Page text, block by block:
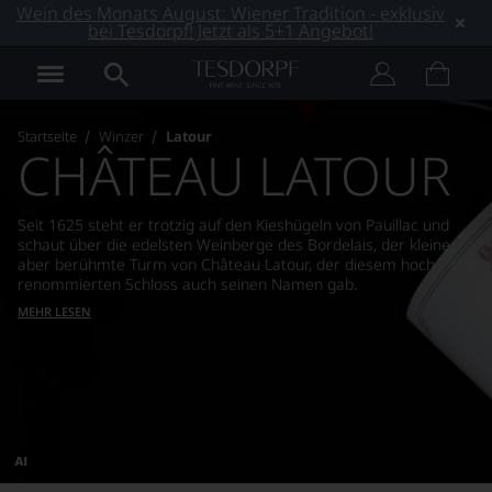
Wein des Monats August: Wiener Tradition - exklusiv
bei Tesdorpf! Jetzt als 5+1 Angebot!
Startseite Winzer Latour
Dieses
CHÂTEAU LATOUR
Seit 1625 steht er trotzig auf den Kieshügeln von Pauillac und
schaut über die edelsten Weinberge des Bordelais, der kleine,
aber berühmte Turm von Château Latour, der diesem hoch
renommierten Schloss auch seinen Namen gab.
MEHR LESEN